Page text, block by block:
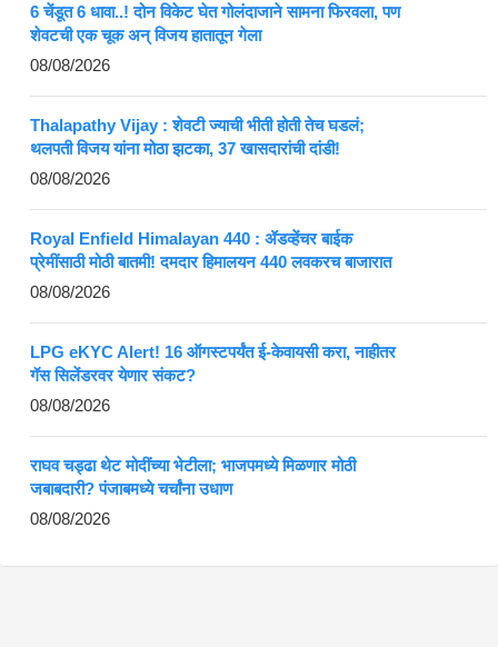
6 चेंडूत 6 धावा..! दोन विकेट घेत गोलंदाजाने सामना फिरवला, पण
शेवटची एक चूक अन् विजय हातातून गेला
08/08/2026
Thalapathy Vijay : शेवटी ज्याची भीती होती तेच घडलं;
थलपती विजय यांना मोठा झटका, 37 खासदारांची दांडी!
08/08/2026
Royal Enfield Himalayan 440 : ॲडव्हेंचर बाईक
प्रेमींसाठी मोठी बातमी! दमदार हिमालयन 440 लवकरच बाजारात
08/08/2026
LPG eKYC Alert! 16 ऑगस्टपर्यंत ई-केवायसी करा, नाहीतर
गॅस सिलेंडरवर येणार संकट?
08/08/2026
राघव चड्ढा थेट मोदींच्या भेटीला; भाजपमध्ये मिळणार मोठी
जबाबदारी? पंजाबमध्ये चर्चांना उधाण
08/08/2026